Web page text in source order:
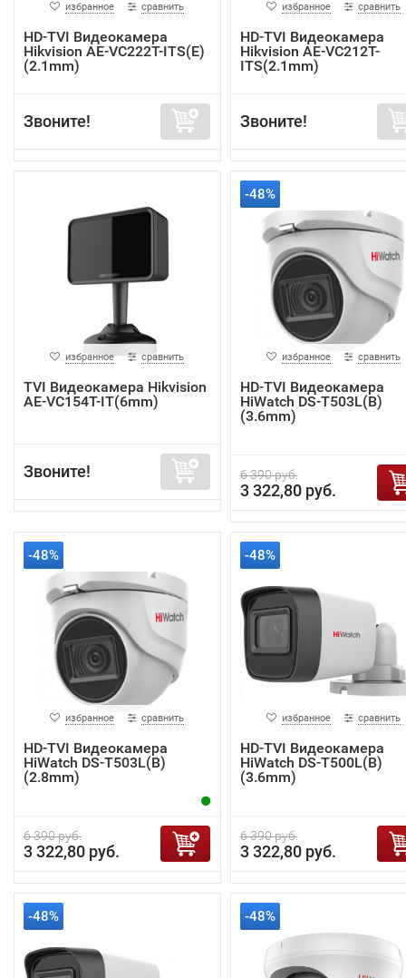
избранное сравнить
HD-TVI Видеокамера
Hikvision AE-VC222T-ITS(E)
(2.1mm)
Звоните!
избранное сравнить
HD-TVI Видеокамера
Hikvision AE-VC212T-
ITS(2.1mm)
Звоните!
избранное сравнить
TVI Видеокамера Hikvision
AE-VC154T-IT(6mm)
Звоните!
-48%
избранное сравнить
HD-TVI Видеокамера
HiWatch DS-T503L(B)
(3.6mm)
6 390 руб.
3 322,80 руб.
-48%
избранное сравнить
HD-TVI Видеокамера
HiWatch DS-T503L(B)
(2.8mm)
6 390 руб.
3 322,80 руб.
-48%
избранное сравнить
HD-TVI Видеокамера
HiWatch DS-T500L(B)
(3.6mm)
6 390 руб.
3 322,80 руб.
-48% -48%